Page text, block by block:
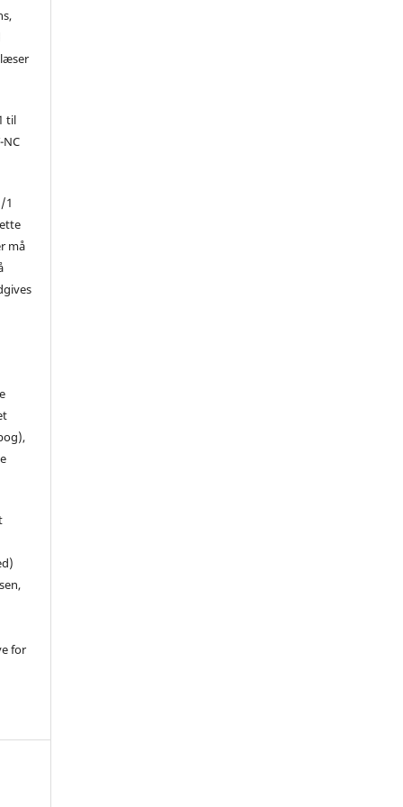
til
NC
1
må
for